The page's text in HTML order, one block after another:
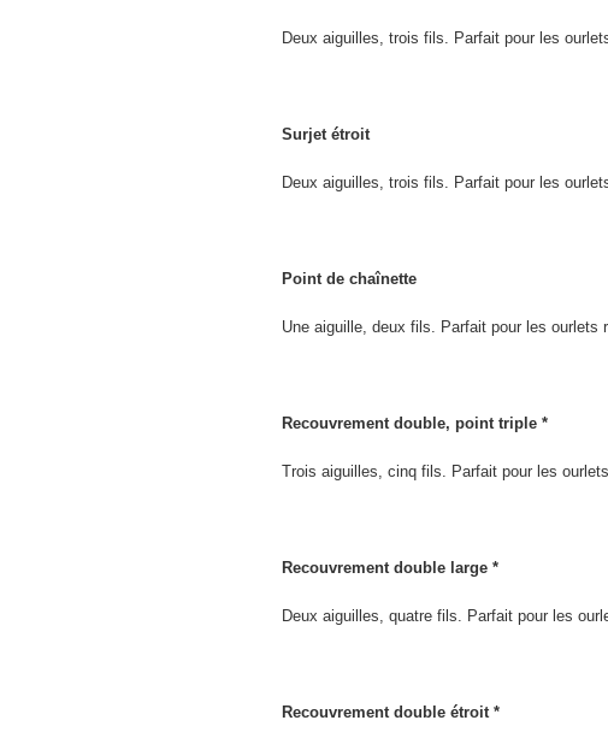
Deux aiguilles, trois fils. Parfait pour les
Surjet étroit
Deux aiguilles, trois fils. Parfait pour les
Point de chaînette
Une aiguille, deux fils. Parfait pour les
Recouvrement double, point triple *
Trois aiguilles, cinq fils. Parfait pour les
Recouvrement double large *
Deux aiguilles, quatre fils. Parfait pour les
Recouvrement double étroit *